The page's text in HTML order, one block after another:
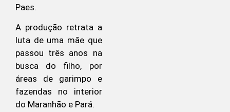
Paes.
A produção retrata a
luta de uma mãe que
passou três anos na
busca do filho, por
áreas de garimpo e
fazendas no interior
do Maranhão e Pará.